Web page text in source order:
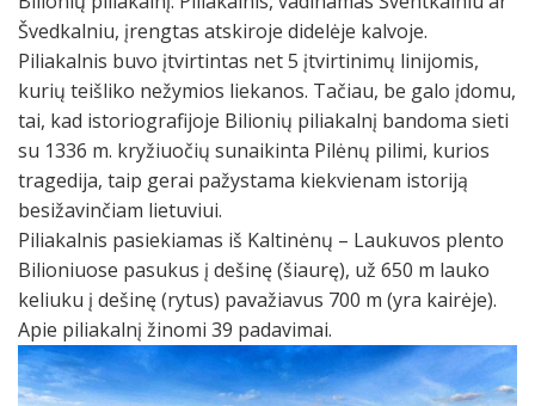
Švedkalniu, įrengtas atskiroje didelėje kalvoje.
Piliakalnis buvo įtvirtintas net 5 įtvirtinimų linijomis,
kurių teišliko nežymios liekanos. Tačiau, be galo įdomu,
tai, kad istoriografijoje Bilionių piliakalnį bandoma sieti
su 1336 m. kryžiuočių sunaikinta Pilėnų pilimi, kurios
tragedija, taip gerai pažystama kiekvienam istoriją
besižavinčiam lietuviui.
Piliakalnis pasiekiamas iš Kaltinėnų – Laukuvos plento
Bilioniuose pasukus į dešinę (šiaurę), už 650 m lauko
keliuku į dešinę (rytus) pavažiavus 700 m (yra kairėje).
Apie piliakalnį žinomi 39 padavimai.